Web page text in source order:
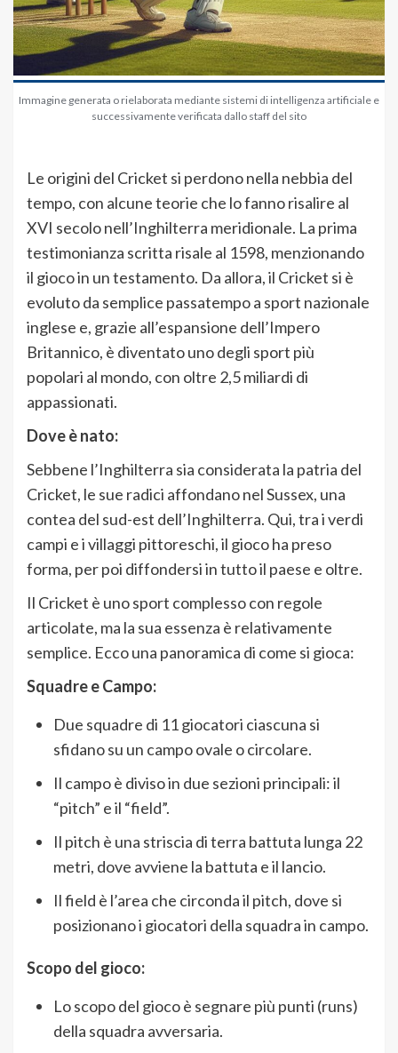
Immagine generata o rielaborata mediante sistemi di intelligenza artificiale e
successivamente verificata dallo staff del sito
Le origini del Cricket si perdono nella nebbia del
tempo, con alcune teorie che lo fanno risalire al
XVI secolo nell’Inghilterra meridionale. La prima
testimonianza scritta risale al 1598, menzionando
il gioco in un testamento. Da allora, il Cricket si è
evoluto da semplice passatempo a sport nazionale
inglese e, grazie all’espansione dell’Impero
Britannico, è diventato uno degli sport più
popolari al mondo, con oltre 2,5 miliardi di
appassionati.
Dove è nato:
Sebbene l’Inghilterra sia considerata la patria del
Cricket, le sue radici affondano nel Sussex, una
contea del sud-est dell’Inghilterra. Qui, tra i verdi
campi e i villaggi pittoreschi, il gioco ha preso
forma, per poi diffondersi in tutto il paese e oltre.
Il Cricket è uno sport complesso con regole
articolate, ma la sua essenza è relativamente
semplice. Ecco una panoramica di come si gioca:
Squadre e Campo:
Due squadre di 11 giocatori ciascuna si
sfidano su un campo ovale o circolare.
Il campo è diviso in due sezioni principali: il
“pitch” e il “field”.
Il pitch è una striscia di terra battuta lunga 22
metri, dove avviene la battuta e il lancio.
Il field è l’area che circonda il pitch, dove si
posizionano i giocatori della squadra in campo.
Scopo del gioco:
Lo scopo del gioco è segnare più punti (runs)
della squadra avversaria.